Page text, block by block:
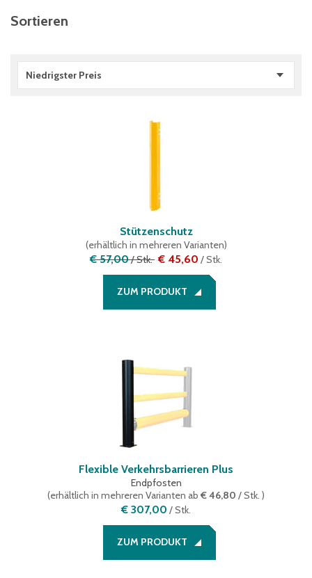
Sortieren
Niedrigster Preis
Stützenschutz
(erhältlich in mehreren Varianten)
€ 57,00/Stk. € 45,60 /Stk.
ZUM PRODUKT
Flexible Verkehrsbarrieren Plus
Endpfosten
(erhältlich in mehreren Varianten ab € 46,80 / Stk. )
€ 307,00 /Stk.
ZUM PRODUKT